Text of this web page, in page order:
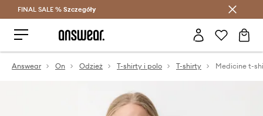
Oszczędzaj z Answear Club >
FINAL SALE % Szczegóły
Answear On Odzież T-shirty i polo T-shirty Medicine t-